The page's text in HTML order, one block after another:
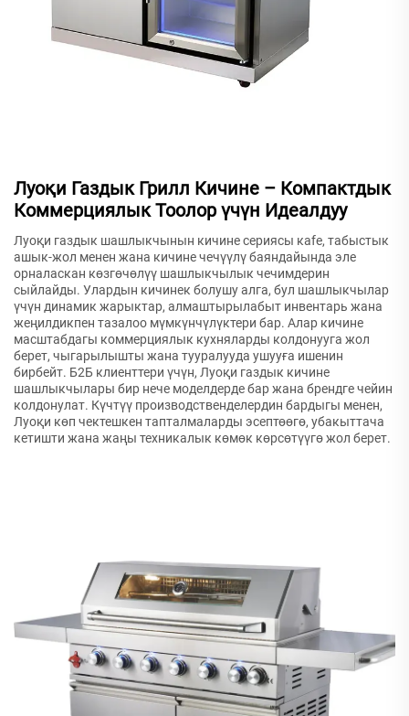
Луоқи Газдык Грилл Кичине – Компактдык
Коммерциялык Тоолор үчүн Идеалдуу
Луоқи газдык шашлыкчынын кичине сериясы кafe, табыстык
ашык-жол менен жана кичине чечүүлү баяндайында эле
орналаскан көзгөчөлүү шашлыкчылык чечимдерин
сыйлайды. Улардын кичинек болушу алга, бул шашлыкчылар
үчүн динамик жарыктар, алмаштырылабыт инвентарь жана
жеңилдикпен тазалоо мүмкүнчүлүктери бар. Алар кичине
масштабдагы коммерциялык кухняларды колдонууга жол
берет, чыгарылышты жана тууралууда ушууға ишенин
бирбейт. Б2Б клиенттери үчүн, Луоқи газдык кичине
шашлыкчылары бир нече моделдерде бар жана брендге чейин
колдонулат. Күчтүү производственделердин бардыгы менен,
Луоқи көп чектешкен тапталмаларды эсептөөгө, убакыттача
кетишти жана жаңы техникалык көмөк көрсөтүүгө жол берет.